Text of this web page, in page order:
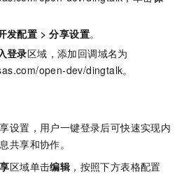
发配置 > 分享设置。
登录区域，添加回调域名为
open-dev/dingtalk。
设置，用户一键登录后可快速实现内
共享和协作。
区域单击编辑 ，按照下方表格配置